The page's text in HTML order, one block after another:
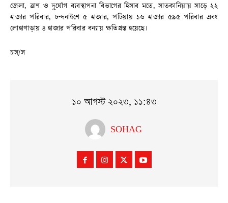
জেলা, ত্রাণ ও দুর্যোগ ব্যবস্থাপনা বিভাগের হিসাব মতে, সাতকানিয়ায় সাড়ে ২২
হাজার পরিবার, চন্দনাইশে ৫ হাজার, পটিয়ায় ১৬ হাজার ৫৯৫ পরিবার এবং
লোহাগাড়ায় ৪ হাজার পরিবার বন্যায় ক্ষতিগ্রস্ত হয়েছে।
চস/স
১০ আগস্ট ২০২৩, ১১:৪৩
SOHAG